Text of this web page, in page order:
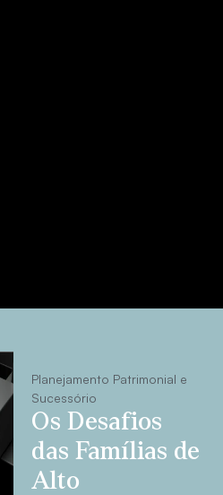
Planejamento Patrimonial e
Sucessório
Os Desafios
das Famílias de
Alto